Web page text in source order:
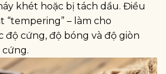
khét hoặc bị tách dầu. Điều
“tempering” – làm cho
độ cứng, độ bóng và độ giòn
cứng.